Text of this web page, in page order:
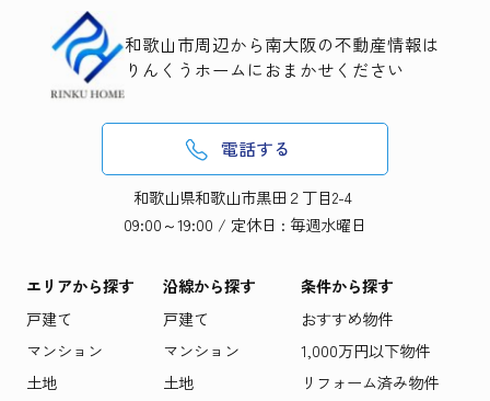
和歌山市周辺から南大阪の不動産情報は
りんくうホームにおまかせください
電話する
和歌山県和歌山市黒田２丁目2-4
09:00～19:00 / 定休日 : 毎週水曜日
エリアから探す
戸建て
マンション
土地
沿線から探す
戸建て
マンション
土地
条件から探す
おすすめ物件
1,000万円以下物件
リフォーム済み物件